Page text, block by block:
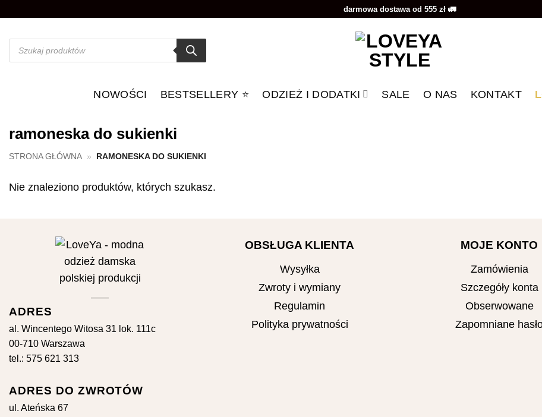
zawartości
darmowa dostawa od 555 zł 🚛
Wyszukiwarka
produktów
NOWOŚCI BESTSELLERY ⭐️ ODZIEŻ I DODATKI SALE O NAS KONTAKT
ramoneska do sukienki
STRONA GŁÓWNA » RAMONESKA DO SUKIENKI
Nie znaleziono produktów, których szukasz.
ADRES
al. Wincentego Witosa 31 lok. 111c
00-710 Warszawa
tel.: 575 621 313
ADRES DO ZWROTÓW
ul. Ateńska 67
OBSŁUGA KLIENTA
Wysyłka
Zwroty i wymiany
Regulamin
Polityka prywatności
MOJE KONTO
Zamówienia
Szczegóły konta
Obserwowane
Zapomniane